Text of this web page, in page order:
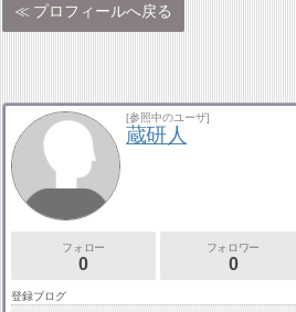
プロフィールへ戻る
[参照中のユーザ]
蔵研人
フォロー
0
フォロワー
0
登録ブログ